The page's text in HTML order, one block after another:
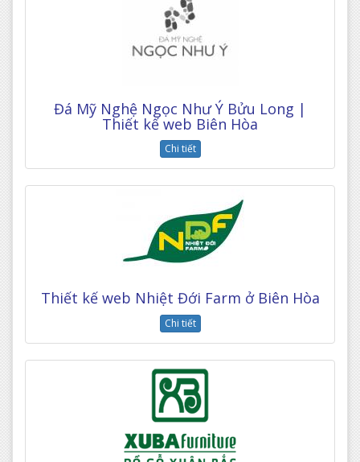
Đá Mỹ Nghệ Ngọc Như Ý Bửu Long |
Thiết kế web Biên Hòa
Chi tiết
Thiết kế web Nhiệt Đới Farm ở Biên Hòa
Chi tiết